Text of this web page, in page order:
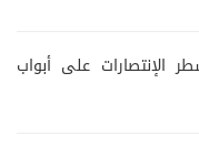
الإنتصارات على أبواب